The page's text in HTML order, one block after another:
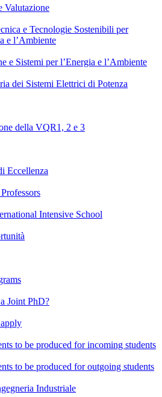
Valutazione
e Tecnologie Sostenibili per
e l’Ambiente
e Sistemi per l’Energia e l’Ambiente
dei Sistemi Elettrici di Potenza
della VQR1, 2 e 3
Eccellenza
Intensive School
Joint PhD?
to be produced for incoming students
to be produced for outgoing students
Industriale